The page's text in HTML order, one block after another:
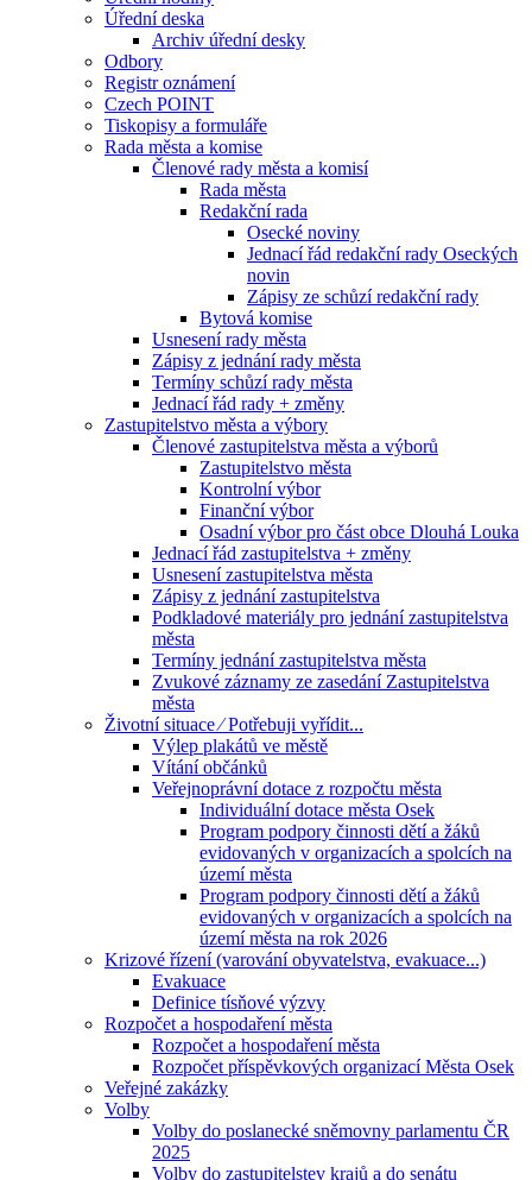
Úřední deska
Archiv úřední desky
Odbory
Registr oznámení
Czech POINT
Tiskopisy a formuláře
Rada města a komise
Členové rady města a komisí
Rada města
Redakční rada
Osecké noviny
Jednací řád redakční rady Oseckých
novin
Zápisy ze schůzí redakční rady
Bytová komise
Usnesení rady města
Zápisy z jednání rady města
Termíny schůzí rady města
Jednací řád rady + změny
Zastupitelstvo města a výbory
Členové zastupitelstva města a výborů
Zastupitelstvo města
Kontrolní výbor
Finanční výbor
Osadní výbor pro část obce Dlouhá Louka
Jednací řád zastupitelstva + změny
Usnesení zastupitelstva města
Zápisy z jednání zastupitelstva
Podkladové materiály pro jednání zastupitelstva
města
Termíny jednání zastupitelstva města
Zvukové záznamy ze zasedání Zastupitelstva
města
Životní situace ⁄ Potřebuji vyřídit...
Výlep plakátů ve městě
Vítání občánků
Veřejnoprávní dotace z rozpočtu města
Individuální dotace města Osek
Program podpory činnosti dětí a žáků
evidovaných v organizacích a spolcích na
území města
Program podpory činnosti dětí a žáků
evidovaných v organizacích a spolcích na
území města na rok 2026
Krizové řízení (varování obyvatelstva, evakuace...)
Evakuace
Definice tísňové výzvy
Rozpočet a hospodaření města
Rozpočet a hospodaření města
Rozpočet příspěvkových organizací Města Osek
Veřejné zakázky
Volby
Volby do poslanecké sněmovny parlamentu ČR
2025
Volby do zastupitelstev krajů a do senátu